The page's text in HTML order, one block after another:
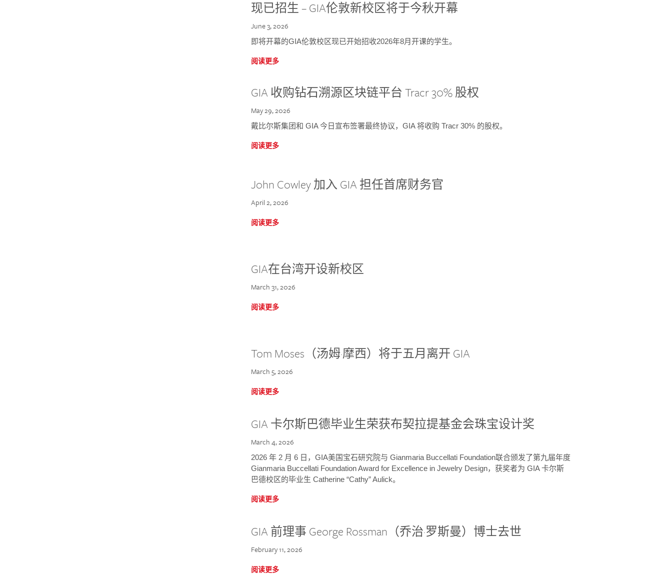
现已招生 – GIA伦敦新校区将于今秋开幕
June 3, 2026
即将开幕的GIA伦敦校区现已开始招收2026年8月开课的学生。
阅读更多
GIA 收购钻石溯源区块链平台 Tracr 30% 股权
May 29, 2026
戴比尔斯集团和 GIA 今日宣布签署最终协议，GIA 将收购 Tracr 30% 的股权。
阅读更多
John Cowley 加入 GIA 担任首席财务官
April 2, 2026
阅读更多
GIA在台湾开设新校区
March 31, 2026
阅读更多
Tom Moses（汤姆·摩西）将于五月离开 GIA
March 5, 2026
阅读更多
GIA 卡尔斯巴德毕业生荣获布契拉提基金会珠宝设计奖
March 4, 2026
2026 年 2 月 6 日，GIA美国宝石研究院与 Gianmaria Buccellati Foundation联合颁发了第九届年度
Gianmaria Buccellati Foundation Award for Excellence in Jewelry Design，获奖者为 GIA 卡尔斯
巴德校区的毕业生 Catherine “Cathy” Aulick。
阅读更多
GIA 前理事 George Rossman（乔治·罗斯曼）博士去世
February 11, 2026
阅读更多